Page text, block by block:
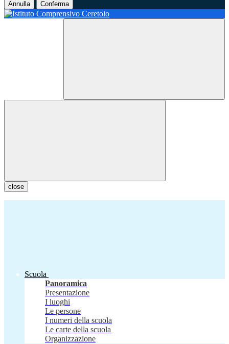
Annulla Conferma
close
Scuola
Panoramica
Presentazione
I luoghi
Le persone
I numeri della scuola
Le carte della scuola
Organizzazione